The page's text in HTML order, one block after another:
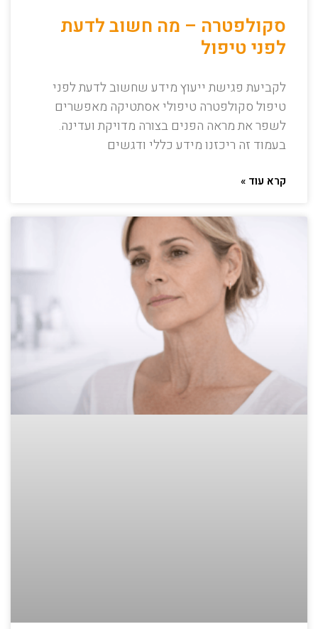
סקולפטרה – מה חשוב לדעת
לפני טיפול
לקביעת פגישת ייעוץ מידע שחשוב לדעת לפני
טיפול סקולפטרה טיפולי אסתטיקה מאפשרים
לשפר את מראה הפנים בצורה מדויקת ועדינה.
בעמוד זה ריכזנו מידע כללי ודגשים
קרא עוד »